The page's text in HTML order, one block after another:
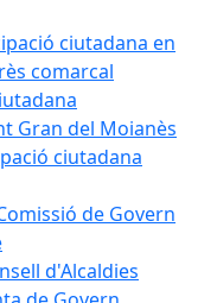
ciutadana en
comarcal
Gran del Moianès
ciutadana
de Govern
d'Alcaldies